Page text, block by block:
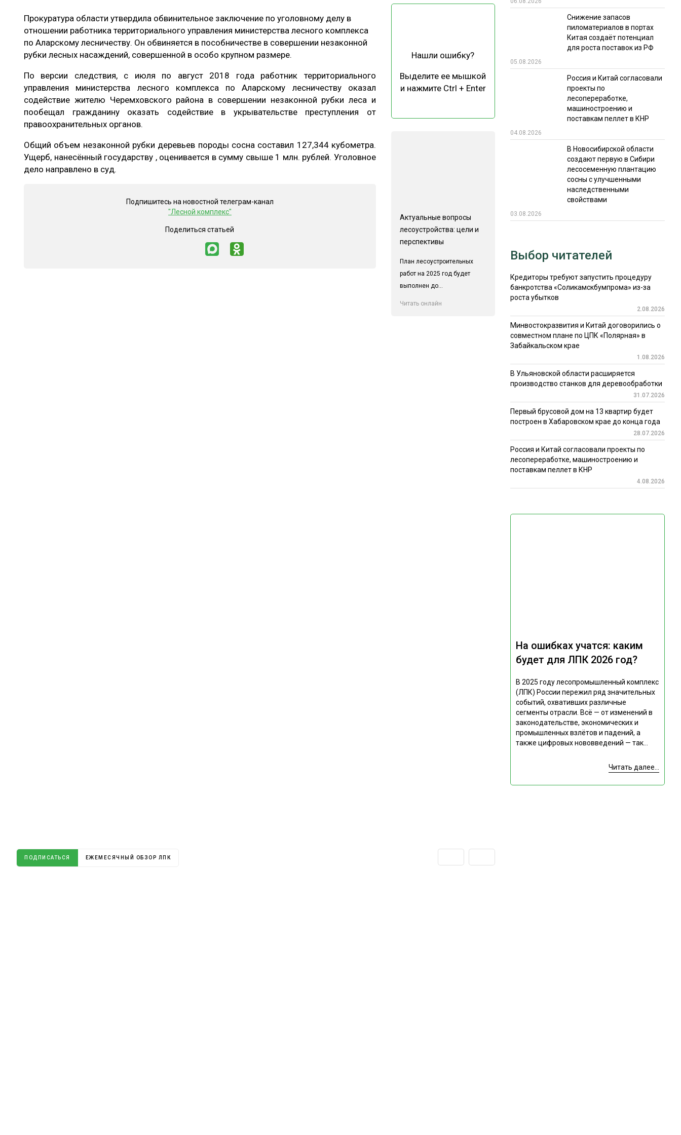
ЛОГИСТИКА
ПРОИЗВОДСТВО ДРЕВЕСНЫХ ПЛИТ
МЕБЕЛЬНОЕ ПРОИЗВОДСТВО ТЕХНОЛОГИИ
ОТРАСЛЕВАЯ ДИСКУССИЯ
ЭКСПЕРТНОЕ МНЕНИЕ
ИТОГИ МЕРОПРИЯТИЙ
Прокуратура области утвердила обвинительное заключение по уголовному делу в
отношении работника территориального управления министерства лесного комплекса
по Аларскому лесничеству. Он обвиняется в пособничестве в совершении незаконной
рубки лесных насаждений, совершенной в особо крупном размере.
По версии следствия, с июля по август 2018 года работник территориального
управления министерства лесного комплекса по Аларскому лесничеству оказал
содействие жителю Черемховского района в совершении незаконной рубки леса и
пообещал гражданину оказать содействие в укрывательстве преступления от
правоохранительных органов.
Общий объем незаконной рубки деревьев породы сосна составил 127,344 кубометра.
Ущерб, нанесённый государству , оценивается в сумму свыше 1 млн. рублей. Уголовное
дело направлено в суд.
Подпишитесь на новостной телеграм-канал
"Лесной комплекс"
Поделиться статьей
Нашли ошибку?
Выделите ее мышкой
и нажмите Ctrl + Enter
Актуальные вопросы
лесоустройства: цели и
перспективы
План лесоустроительных
работ на 2025 год будет
выполнен до...
Читать онлайн
Снижение запасов
пиломатериалов в портах
Китая создаёт потенциал
для роста поставок из РФ
05.08.2026
Россия и Китай согласовали
проекты по
лесопереработке,
машиностроению и
поставкам пеллет в КНР
04.08.2026
В Новосибирской области
создают первую в Сибири
лесосеменную плантацию
сосны с улучшенными
наследственными
свойствами
03.08.2026
На ошибках учатся: каким
будет для ЛПК 2026 год?
В 2025 году лесопромышленный комплекс
(ЛПК) России пережил ряд значительных
событий, охвативших различные
сегменты отрасли. Всё — от изменений в
законодательстве, экономических и
промышленных взлётов и падений, а
также цифровых нововведений — так...
Читать далее...
ПОДПИСАТЬСЯ ЕЖЕМЕСЯЧНЫЙ ОБЗОР ЛПК
Выбор читателей
Кредиторы требуют запустить процедуру
банкротства «Соликамскбумпрома» из-за
роста убытков
2.08.2026
Минвостокразвития и Китай договорились о
совместном плане по ЦПК «Полярная» в
Забайкальском крае
1.08.2026
В Ульяновской области расширяется
производство станков для деревообработки
31.07.2026
Первый брусовой дом на 13 квартир будет
построен в Хабаровском крае до конца года
28.07.2026
Россия и Китай согласовали проекты по
лесопереработке, машиностроению и
поставкам пеллет в КНР
4.08.2026